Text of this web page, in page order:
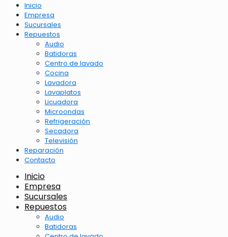
Inicio
Empresa
Sucursales
Repuestos
Audio
Batidoras
Centro de lavado
Cocina
Lavadora
Lavaplatos
Licuadora
Microondas
Refrigeración
Secadora
Televisión
Reparación
Contacto
Inicio
Empresa
Sucursales
Repuestos
Audio
Batidoras